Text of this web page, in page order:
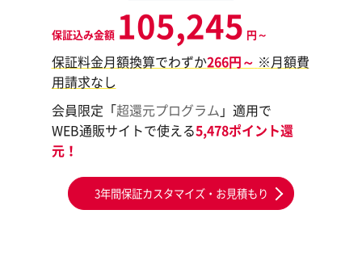
保証込み金額 105,245 円～
保証料金月額換算でわずか266円～ ※月額費
用請求なし
会員限定「超還元プログラム 」適用で
WEB通販サイトで使える5,478ポイント還
元！
3年間保証カスタマイズ・お見積もり